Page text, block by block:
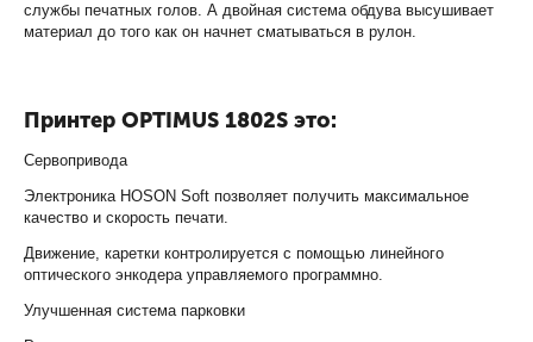
службы печатных голов. А двойная система обдува высушивает
материал до того как он начнет сматываться в рулон.
Принтер OPTIMUS 1802S это:
Сервопривода
Электроника HOSON Soft позволяет получить максимальное
качество и скорость печати.
Движение, каретки контролируется с помощью линейного
оптического энкодера управляемого программно.
Улучшенная система парковки